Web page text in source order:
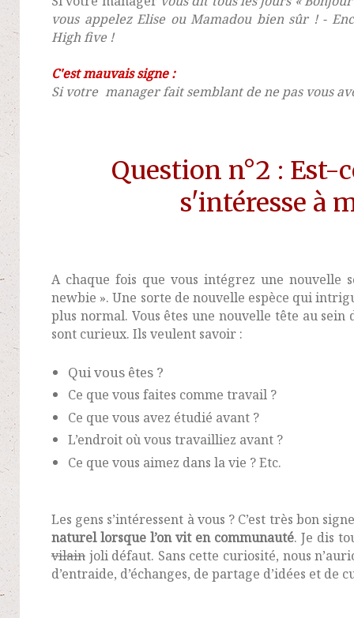
vous appelez Elise ou Mamadou bien sûr ! -
High five !
C'est mauvais signe :
Si votre manager fait semblant de ne pas vous
Question n°2 : Est-
s'intéresse à
A chaque fois que vous intégrez une nouvelle
newbie ». Une sorte de nouvelle espèce qui
plus normal. Vous êtes une nouvelle tête au
sont curieux. Ils veulent savoir :
Qui vous êtes ?
Ce que vous faites comme travail ?
Ce que vous avez étudié avant ?
L’endroit où vous travailliez avant ?
Ce que vous aimez dans la vie ? Etc.
Les gens s’intéressent à vous ? C’est très bon
naturel lorsque l’on vit en communauté. Je dis
vilain joli défaut. Sans cette curiosité, nous
d’entraide, d’échanges, de partage d’idées et de